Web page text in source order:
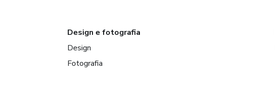
Design e fotografia
Design
Fotografia